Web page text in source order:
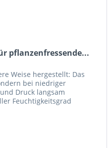
pflanzenfressende...
Weise hergestellt: Das
bei niedriger
Druck langsam
Feuchtigkeitsgrad